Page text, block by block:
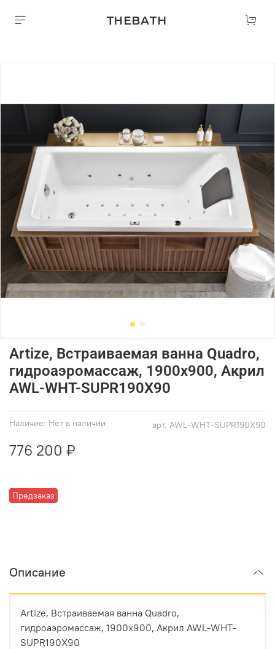
THEBATH
арт. AWL-WHT-SUPR190X90
Наличие: Нет в наличии
Предзаказ
Artize, Встраиваемая ванна Quadro,
гидроаэромассаж, 1900х900, Акрил
AWL-WHT-SUPR190X90
776 200 ₽
Описание
Artize, Встраиваемая ванна Quadro,
гидроаэромассаж, 1900х900, Акрил AWL-WHT-
SUPR190X90